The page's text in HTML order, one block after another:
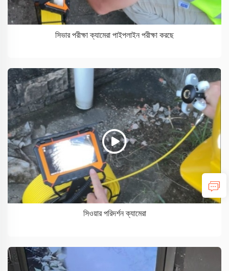
সিভার পরীক্ষা ক্যামেরা পাইপলাইন পরীক্ষা করছে
সিওয়ার পরিদর্শন ক্যামেরা